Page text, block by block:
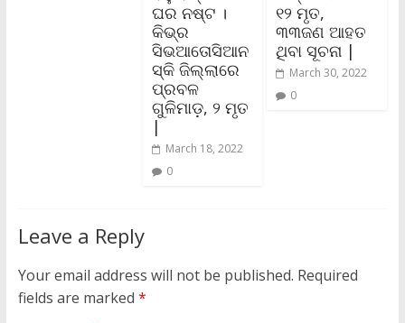
ଘର ନଷ୍ଟ ।
କିଭ୍‌ର
ସିଭଆତୋସିଆନ
ସ୍କି ଜିଲ୍ଲାରେ
ପ୍ରବଳ
ଗୁଳିମାଡ଼, ୨ ମୃତ
|
March 18, 2022
0
୧୨ ମୃତ,
୩୩ଜଣ ଆହତ
ଥିବା ସୂଚନା |
March 30, 2022
0
Leave a Reply
Your email address will not be published. Required
fields are marked *